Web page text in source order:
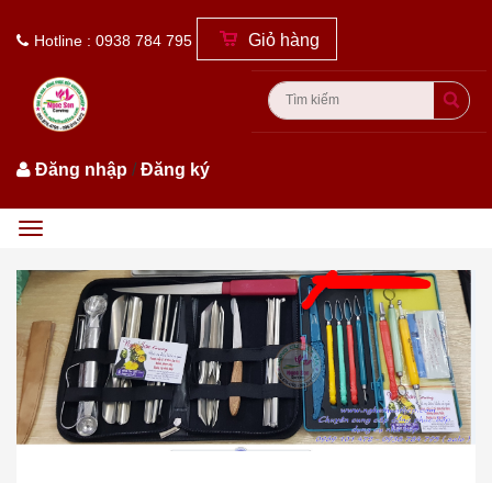
Hotline : 0938 784 795 Giỏ hàng
Đăng nhập /Đăng ký
Menu